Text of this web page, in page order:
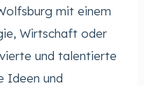
mit einem
Wirtschaft oder
und talentierte
Ideen und